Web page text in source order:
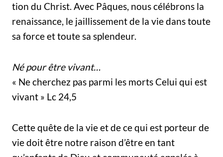
tion du Christ. Avec Pâques, nous célébrons la
renaissance, le jaillissement de la vie dans toute
sa force et toute sa splendeur.
Né pour être vivant…
« Ne cherchez pas parmi les morts Celui qui est
vivant » Lc 24,5
Cette quête de la vie et de ce qui est porteur de
vie doit être notre raison d’être en tant